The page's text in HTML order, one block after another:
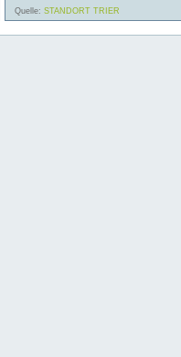
Quelle: STANDORT TRIER